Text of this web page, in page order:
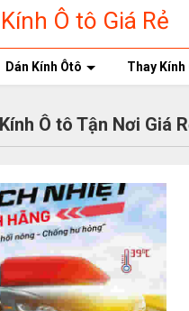
Kính Ô tô Giá Rẻ
Dán Kính Ôtô Thay Kính
Ô tô Tận Nơi Giá